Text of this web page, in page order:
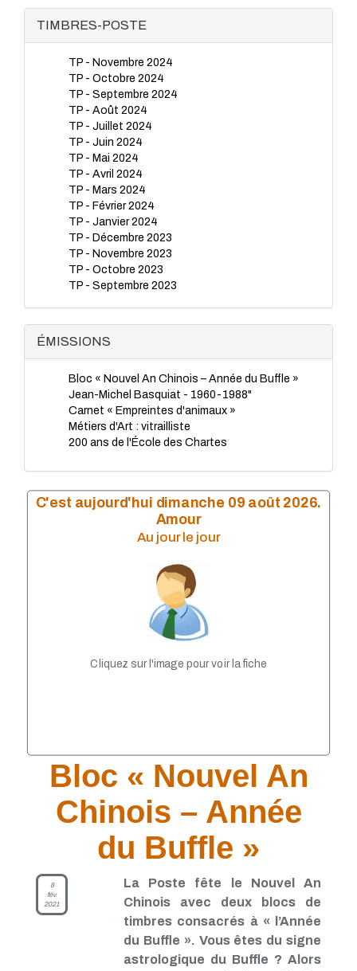
TIMBRES-POSTE
TP - Novembre 2024
TP - Octobre 2024
TP - Septembre 2024
TP - Août 2024
TP - Juillet 2024
TP - Juin 2024
TP - Mai 2024
TP - Avril 2024
TP - Mars 2024
TP - Février 2024
TP - Janvier 2024
TP - Décembre 2023
TP - Novembre 2023
TP - Octobre 2023
TP - Septembre 2023
TP - Avril 2023
TP - Février 2023
TP - Janvier 2023
TP - Novembre 2022
TP - Octobre 2022
TP - Septembre 2022
TP - Juin 2022
TP - Mai 2022
TP - Mars 2022
TP - Novembre 2021
TP - Octobre 2021
TP - Septembre 2021
TP - Mai 2021
TP - Octobre 2020
TP - Septembre 2020
TP - Juillet 2020
TP - Mai 2020
TP - Avril 2020
TP - Février 2020
TP - Janvier 2020
TP - Décembre 2019
TP - Novembre 2019
TP - Octobre 2019
ÉMISSIONS
Bloc « Nouvel An Chinois – Année du Buffle »
Jean-Michel Basquiat - 1960-1988"
Carnet « Empreintes d'animaux »
Métiers d'Art : vitrailliste
200 ans de l'École des Chartes
C'est aujourd'hui dimanche 09 août 2026.
Amour
Au jour le jour
Cliquez sur l'image pour voir la fiche
Bloc « Nouvel An
Chinois – Année
du Buffle »
8
fév.
2021
La Poste fête le Nouvel An
Chinois avec deux blocs de
timbres consacrés à « l’Année
du Buffle ». Vous êtes du signe
astrologique du Buffle ? Alors